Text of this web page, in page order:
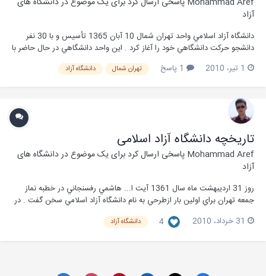
آزاد
دانشگاه آزاد اسلامي واحد تهران شمال 10 آبان 1365 تأسيس و با 30 نفر
دانشجو حركت دانشگاهي خود را آغاز كرد . اين واحد دانشگاهي در حال حاضر با
دانشجو در 108 رشته و گرایش تحصیلی در 9 دانشكده آن به تحصيل اشتغال
1 تیر، 2010 1 پاسخ تهران شمال دانشگاه آزاد
تاریخچه دانشگاه آزاد اسلامی
Mohammad Arefپاسخی ارسال کرد برای یک موضوع دردانشگاه های
آزاد
روز 31 ارديبهشت ماه سال 1361 آيت ا... هاشمي رفسنجاني در خطبه نماز
جمعه تهران براي اولين بار ازطرحي به نام دانشگاه آزاد اسلامي سخن گفت . در
راه اندازي دانشگاه ازاد اسلامي انجام داداه بودند . دكتر جاسبي مي گويد : «
31 خرداد، 2010 4 دانشگاه آزاد